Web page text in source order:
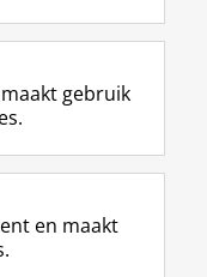
R
S
-
f
e
R
I
n
t
r
m
Y
o
T
e
k
gebruik
en maakt